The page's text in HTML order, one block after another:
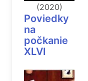
(2020)
Poviedky
na
počkanie
XLVI